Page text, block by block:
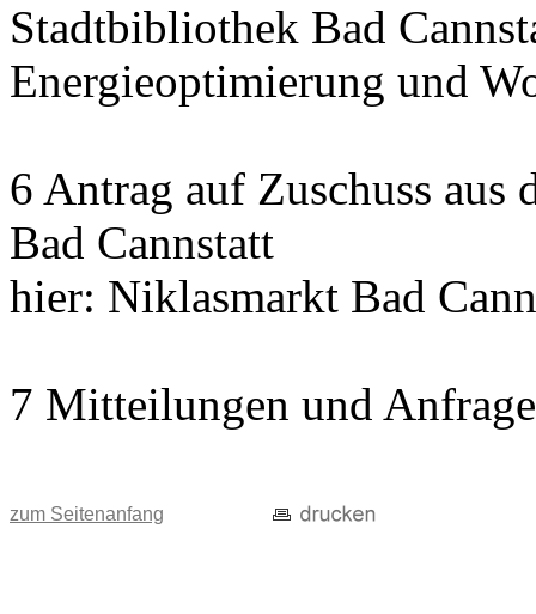
Stadtbibliothek Bad
Energieoptimierung und
6 Antrag auf Zuschuss
Bad Cannstatt
hier: Niklasmarkt Bad
7 Mitteilungen und
zum Seitenanfang